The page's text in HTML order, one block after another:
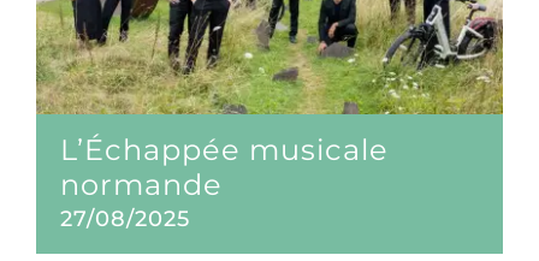
L’Échappée musicale
normande
27/08/2025